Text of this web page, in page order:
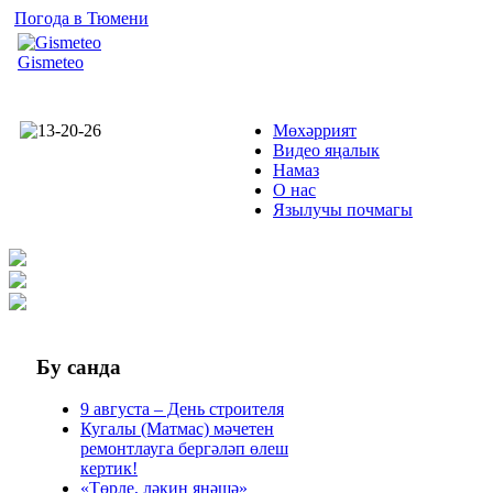
Погода в Тюмени
Gismeteo
Мөхәррият
Видео яңалык
Намаз
О нас
Язылучы почмагы
Бу санда
9 августа – День строителя
Кугалы (Матмас) мәчетен
ремонтлауга бергәләп өлеш
кертик!
«Төрле, ләкин янәшә»